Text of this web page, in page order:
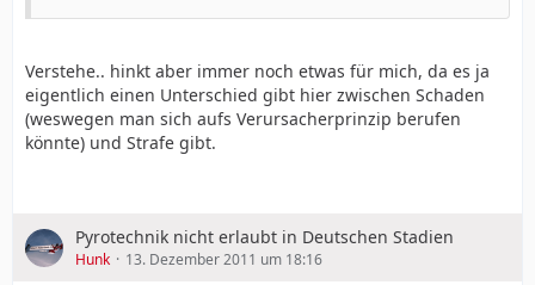
Verstehe.. hinkt aber immer noch etwas für mich, da es ja
eigentlich einen Unterschied gibt hier zwischen Schaden
(weswegen man sich aufs Verursacherprinzip berufen
könnte) und Strafe gibt.
Pyrotechnik nicht erlaubt in Deutschen Stadien
Hunk 13. Dezember 2011 um 18:16